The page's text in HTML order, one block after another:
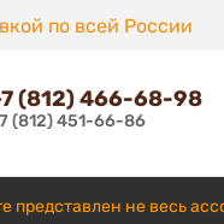
по всей России
(812) 466-68-98
(812) 451-66-86
представлен не весь